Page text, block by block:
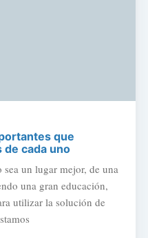
que
de cada uno
un lugar mejor, de una
una gran educación,
utilizar la solución de